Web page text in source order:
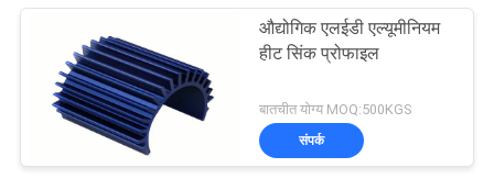
औद्योगिक एलईडी एल्यूमीनियम
हीट सिंक प्रोफाइल
बातचीत योग्य MOQ:500KGS
संपर्क